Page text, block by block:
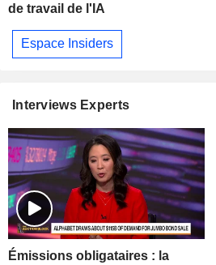
de travail de l'IA
Espace Insiders
Interviews Experts
Émissions obligataires : la